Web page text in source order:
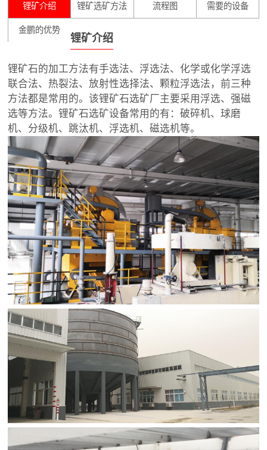
锂矿介绍 锂矿选矿方法 流程图 需要的设备
金鹏的优势
锂矿介绍
锂矿石的加工方法有手选法、浮选法、化学或化学浮选
联合法、热裂法、放射性选择法、颗粒浮选法，前三种
方法都是常用的。该锂矿石选矿厂主要采用浮选、强磁
选等方法。锂矿石选矿设备常用的有：破碎机、球磨
机、分级机、跳汰机、浮选机、磁选机等。